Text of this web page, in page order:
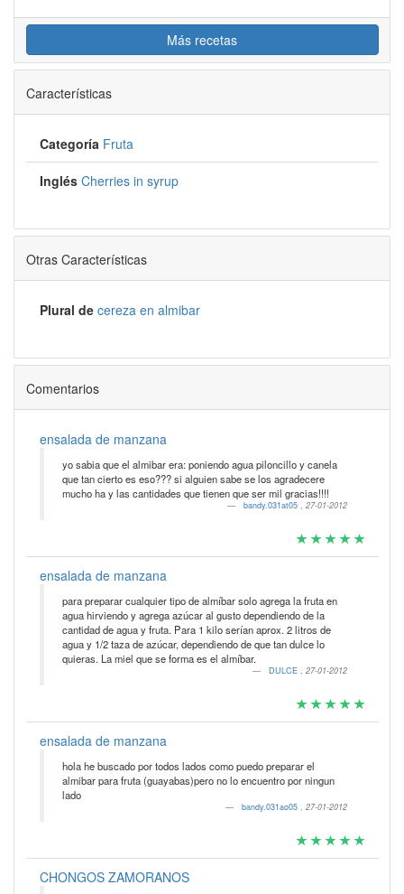
Más recetas
Características
Categoría Fruta
Inglés Cherries in syrup
Otras Características
Plural de cereza en almibar
Comentarios
ensalada de manzana
yo sabia que el almibar era: poniendo agua piloncillo y canela
que tan cierto es eso??? si alguien sabe se los agradecere
mucho ha y las cantidades que tienen que ser mil gracias!!!!
bandy.031at05 , 27-01-2012
ensalada de manzana
para preparar cualquier tipo de almíbar solo agrega la fruta en
agua hirviendo y agrega azúcar al gusto dependiendo de la
cantidad de agua y fruta. Para 1 kilo serían aprox. 2 litros de
agua y 1/2 taza de azúcar, dependiendo de que tan dulce lo
quieras. La miel que se forma es el almíbar.
DULCE , 27-01-2012
ensalada de manzana
hola he buscado por todos lados como puedo preparar el
almibar para fruta (guayabas)pero no lo encuentro por ningun
lado
bandy.031ao05 , 27-01-2012
CHONGOS ZAMORANOS